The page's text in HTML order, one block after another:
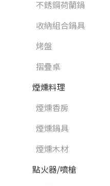
不銹鋼荷蘭鍋
收納組合鍋具
烤盤
摺疊桌
煙燻料理
煙燻香房
煙燻鍋具
煙燻木材
點火器/噴槍